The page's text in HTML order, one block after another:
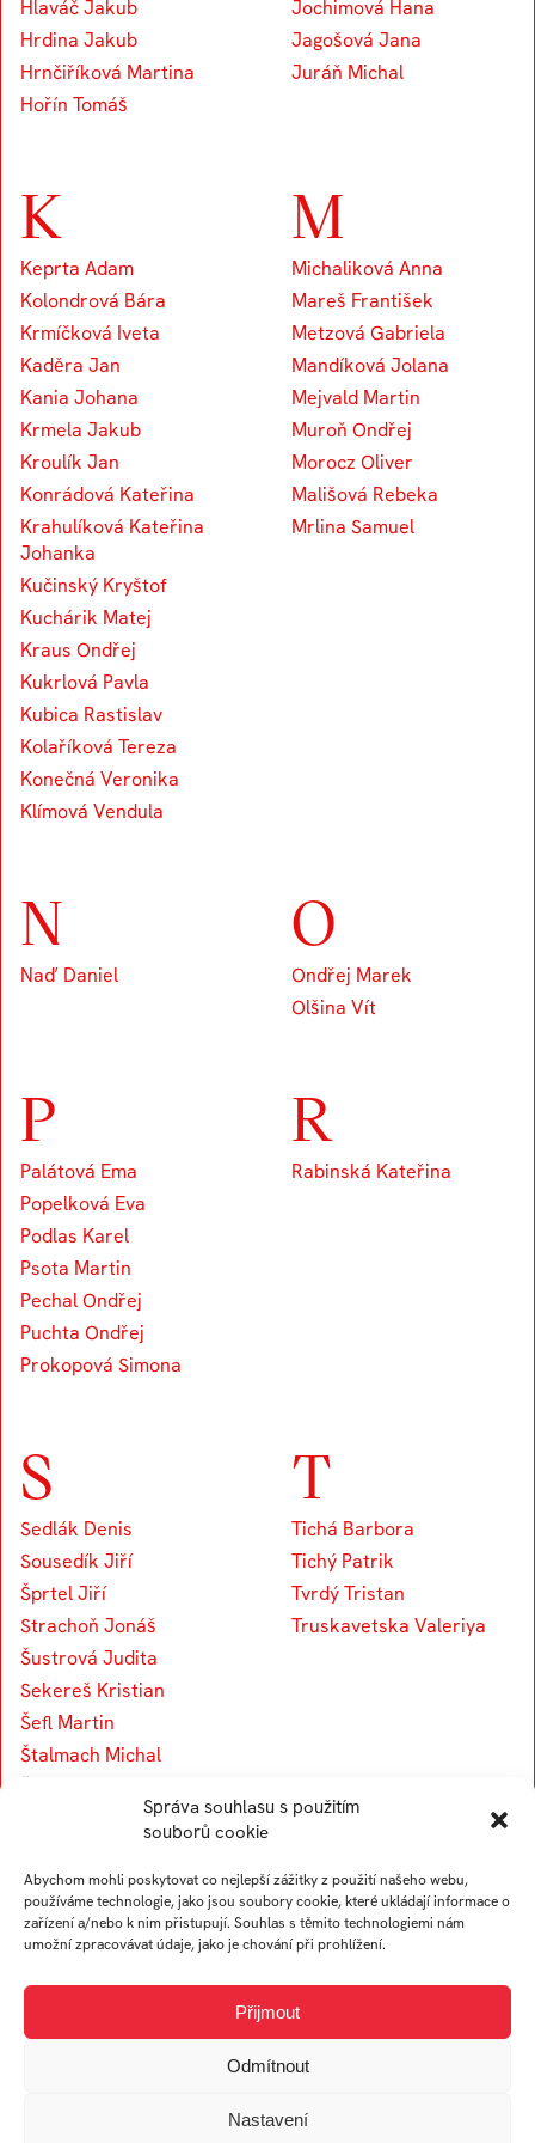
Správa souhlasu s použitím
souborů cookie
Abychom mohli poskytovat co nejlepší zážitky z použití našeho webu,
používáme technologie, jako jsou soubory cookie, které ukládají informace o
zařízení a/nebo k nim přistupují. Souhlas s těmito technologiemi nám
umožní zpracovávat údaje, jako je chování při prohlížení.
Přijmout
Odmítnout
Nastavení
Hlaváč Jakub
Hrdina Jakub
Hrnčiříková Martina
Hořín Tomáš
Jochimová Hana
Jagošová Jana
Juráň Michal
K
Keprta Adam
Kolondrová Bára
Krmíčková Iveta
Kaděra Jan
Kania Johana
Krmela Jakub
Kroulík Jan
Konrádová Kateřina
Krahulíková Kateřina
Johanka
Kučinský Kryštof
Kuchárik Matej
Kraus Ondřej
Kukrlová Pavla
Kubica Rastislav
Kolaříková Tereza
Konečná Veronika
Klímová Vendula
M
Michaliková Anna
Mareš František
Metzová Gabriela
Mandíková Jolana
Mejvald Martin
Muroň Ondřej
Morocz Oliver
Mališová Rebeka
Mrlina Samuel
N
Naď Daniel
O
Ondřej Marek
Olšina Vít
P
Palátová Ema
Popelková Eva
Podlas Karel
Psota Martin
Pechal Ondřej
Puchta Ondřej
Prokopová Simona
R
Rabinská Kateřina
S
Sedlák Denis
Sousedík Jiří
Šprtel Jiří
Strachoň Jonáš
Šustrová Judita
Sekereš Kristian
Šefl Martin
Štalmach Michal
Sehnoutka Petr
Šafařík Radim
Šmoldasová Sabina
Stržínková Sabina
T
Tichá Barbora
Tichý Patrik
Tvrdý Tristan
Truskavetska Valeriya
U V
Vymazalová Anna